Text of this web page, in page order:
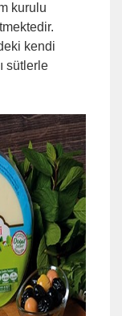
kurulu
kendi
sütlerle